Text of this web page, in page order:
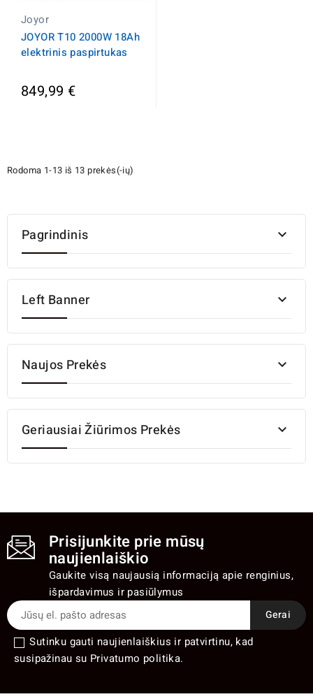
Joyor
JOYOR T10 2000W 18Ah
elektrinis paspirtukas
849,99 €
Rodoma 1-13 iš 13 prekės(-ių)
Pagrindinis 
Left Banner 
Naujos Prekės 
Geriausiai Žiūrimos Prekės 
Prisijunkite prie mūsų
naujienlaiškio
Gaukite visą naujausią informaciją apie renginius,
išpardavimus ir pasiūlymus
Sutinku gauti naujienlaiškius ir patvirtinu, kad
susipažinau su Privatumo politika.